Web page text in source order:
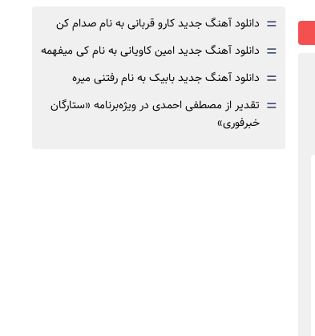
= دانلود آهنگ جدید کارو قربانی به نام صدام کن
= دانلود آهنگ جدید امین کاویانی به نام کی میفهمه
= دانلود آهنگ جدید بابیک به نام رفتنی میره
= تقدیر از مصطفی احمدی در ویژه‌برنامه «ستارگان
خبرفوری»